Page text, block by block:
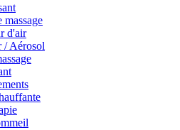
massage
d'air
/ Aérosol